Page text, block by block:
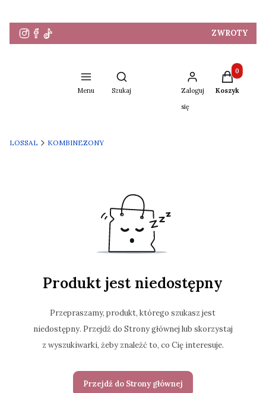
ZWROTY
Menu
Otwórz wyszukiwarkę
Szukaj
Zaloguj
się
Produkty
Koszyk
LOSSAL KOMBINEZONY
Produkt jest niedostępny
Przepraszamy, produkt, którego szukasz jest
niedostępny. Przejdź do Strony głównej lub skorzystaj
z wyszukiwarki, żeby znaleźć to, co Cię interesuje.
Przejdź do Strony głównej